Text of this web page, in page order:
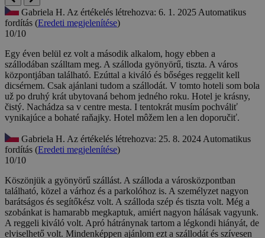
Gabriela H. Az értékelés létrehozva: 6. 1. 2025 Automatikus
fordítás (Eredeti megjelenítése)
10/10
Egy éven belül ez volt a második alkalom, hogy ebben a
szállodában szálltam meg. A szálloda gyönyörű, tiszta. A város
központjában található. Ezúttal a kiváló és bőséges reggelit kell
dicsérnem. Csak ajánlani tudom a szállodát. V tomto hoteli som bola
už po druhý krát ubytovaná behom jedného roku. Hotel je krásny,
čistý. Nachádza sa v centre mesta. I tentokrát musím pochváliť
vynikajúce a bohaté raňajky. Hotel môžem len a len doporučiť.
Gabriela H. Az értékelés létrehozva: 25. 8. 2024 Automatikus
fordítás (Eredeti megjelenítése)
10/10
Köszönjük a gyönyörű szállást. A szálloda a városközpontban
található, közel a várhoz és a parkolóhoz is. A személyzet nagyon
barátságos és segítőkész volt. A szálloda szép és tiszta volt. Még a
szobánkat is hamarabb megkaptuk, amiért nagyon hálásak vagyunk.
A reggeli kiváló volt. Apró hátránynak tartom a légkondi hiányát, de
elviselhető volt. Mindenképpen ajánlom ezt a szállodát és szívesen